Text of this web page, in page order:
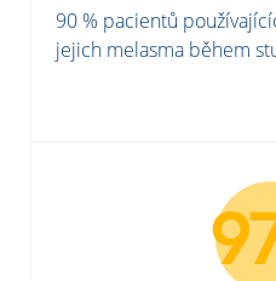
90 % pacientů
jejich melasma během